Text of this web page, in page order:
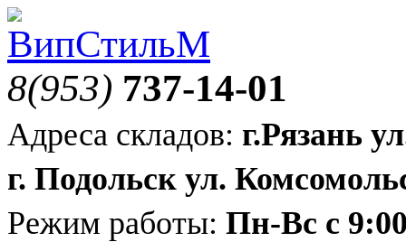
8(953) 737-14-01
Адреса складов: г.Рязань
г. Подольск ул.
Режим работы: Пн-Вс с